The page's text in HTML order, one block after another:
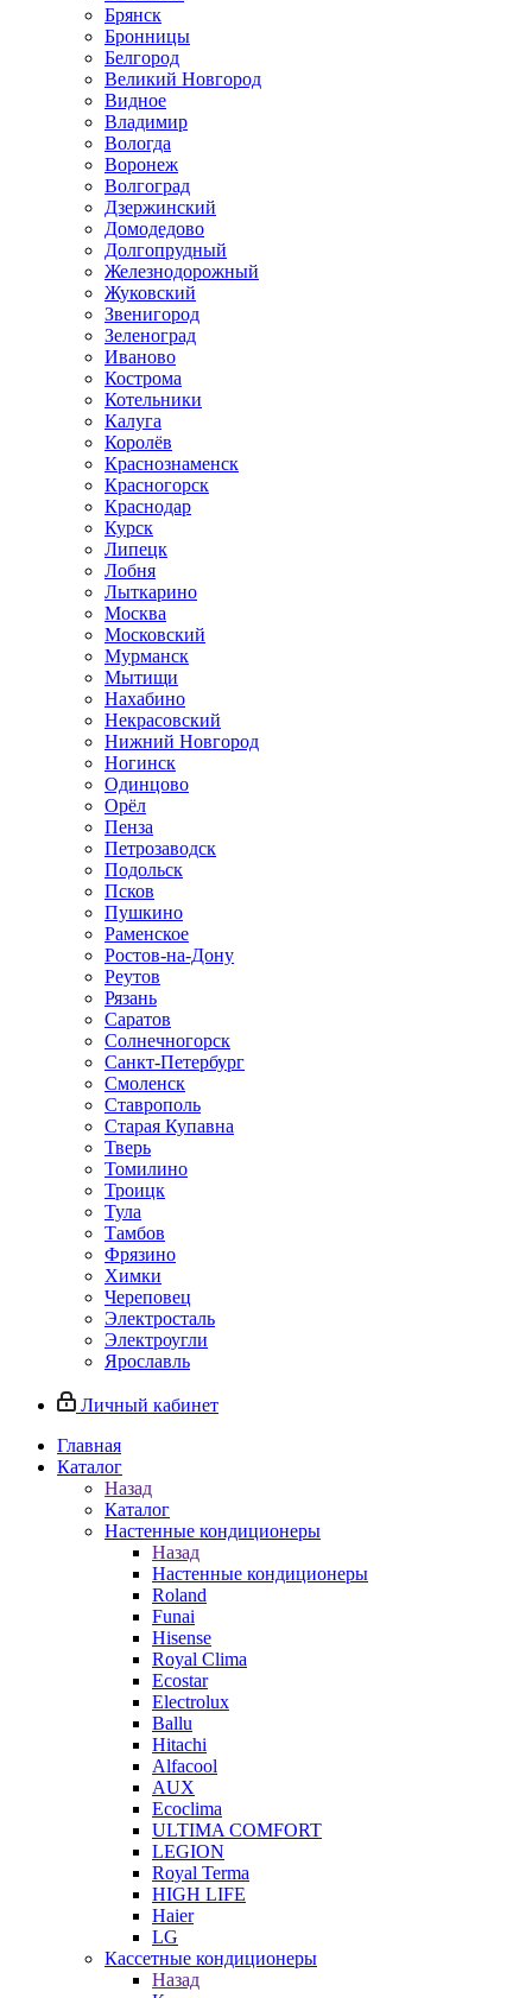
Брянск
Бронницы
Белгород
Великий Новгород
Видное
Владимир
Вологда
Воронеж
Волгоград
Дзержинский
Домодедово
Долгопрудный
Железнодорожный
Жуковский
Звенигород
Зеленоград
Иваново
Кострома
Котельники
Калуга
Королёв
Краснознаменск
Красногорск
Краснодар
Курск
Липецк
Лобня
Лыткарино
Москва
Московский
Мурманск
Мытищи
Нахабино
Некрасовский
Нижний Новгород
Ногинск
Одинцово
Орёл
Пенза
Петрозаводск
Подольск
Псков
Пушкино
Раменское
Ростов-на-Дону
Реутов
Рязань
Саратов
Солнечногорск
Санкт-Петербург
Смоленск
Ставрополь
Старая Купавна
Тверь
Томилино
Троицк
Тула
Тамбов
Фрязино
Химки
Череповец
Электросталь
Электроугли
Ярославль
Личный кабинет
Главная
Каталог
Назад
Каталог
Настенные кондиционеры
Назад
Настенные кондиционеры
Roland
Funai
Hisense
Royal Clima
Ecostar
Electrolux
Ballu
Hitachi
Alfacool
AUX
Ecoclima
ULTIMA COMFORT
LEGION
Royal Terma
HIGH LIFE
Haier
LG
Кассетные кондиционеры
Назад